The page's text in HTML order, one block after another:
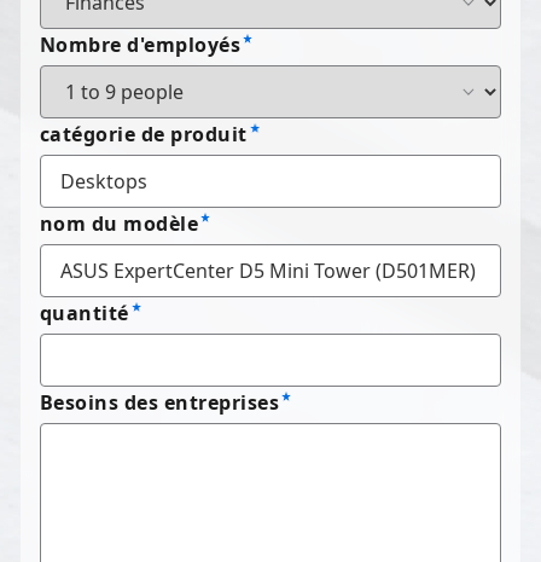
Nombre d'employés
catégorie de produit
nom du modèle
quantité
Besoins des entreprises